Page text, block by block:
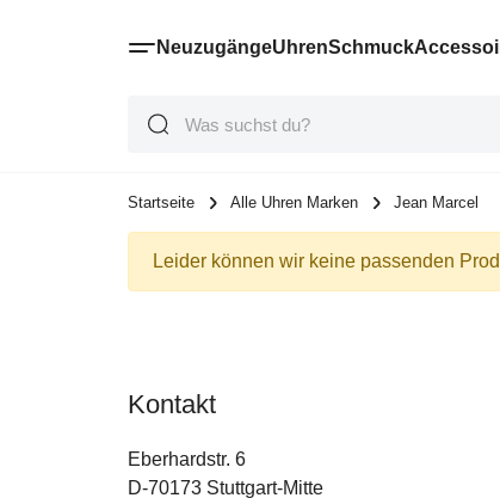
NeuzugängeUhrenSchmuck
Startseite Alle Uhren Marken Jean Marcel
Leider können wir keine passenden
Kontakt
Eberhardstr. 6
D-70173 Stuttgart-Mitte